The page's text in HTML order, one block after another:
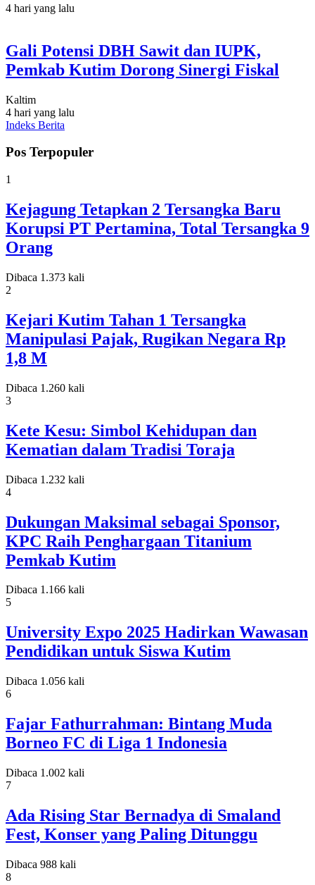
4 hari yang lalu
Gali Potensi DBH Sawit dan IUPK,
Pemkab Kutim Dorong Sinergi Fiskal
Kaltim
4 hari yang lalu
Indeks Berita
Pos Terpopuler
1
Kejagung Tetapkan 2 Tersangka Baru
Korupsi PT Pertamina, Total Tersangka 9
Orang
Dibaca 1.373 kali
2
Kejari Kutim Tahan 1 Tersangka
Manipulasi Pajak, Rugikan Negara Rp
1,8 M
Dibaca 1.260 kali
3
Kete Kesu: Simbol Kehidupan dan
Kematian dalam Tradisi Toraja
Dibaca 1.232 kali
4
Dukungan Maksimal sebagai Sponsor,
KPC Raih Penghargaan Titanium
Pemkab Kutim
Dibaca 1.166 kali
5
University Expo 2025 Hadirkan Wawasan
Pendidikan untuk Siswa Kutim
Dibaca 1.056 kali
6
Fajar Fathurrahman: Bintang Muda
Borneo FC di Liga 1 Indonesia
Dibaca 1.002 kali
7
Ada Rising Star Bernadya di Smaland
Fest, Konser yang Paling Ditunggu
Dibaca 988 kali
8